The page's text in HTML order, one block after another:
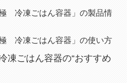
極 冷凍ごはん容器」の製品情
極 冷凍ごはん容器」の使い方
ごはん容器の“おすすめ